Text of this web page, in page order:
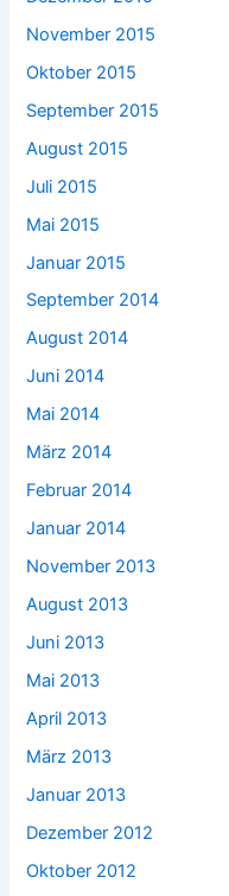
November 2015
Oktober 2015
September 2015
August 2015
Juli 2015
Mai 2015
Januar 2015
September 2014
August 2014
Juni 2014
Mai 2014
März 2014
Februar 2014
Januar 2014
November 2013
August 2013
Juni 2013
Mai 2013
April 2013
März 2013
Januar 2013
Dezember 2012
Oktober 2012